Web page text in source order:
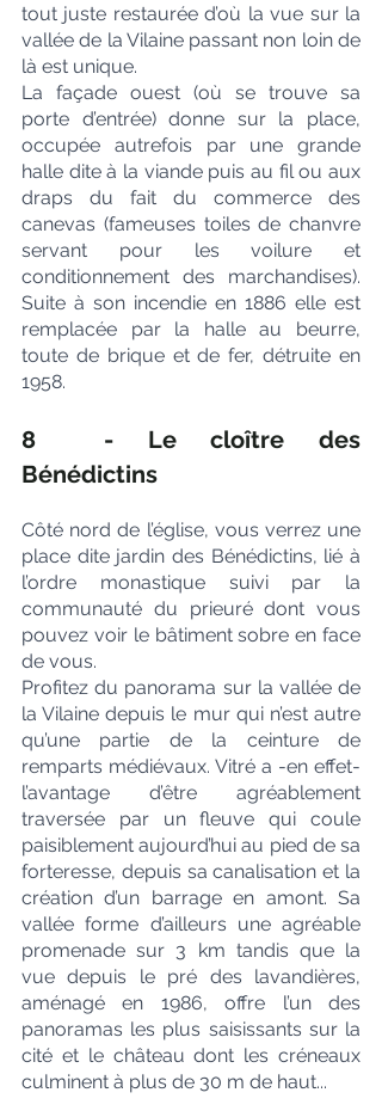
tout juste restaurée d’où la vue sur la
vallée de la Vilaine passant non loin de
là est unique.
La façade ouest (où se trouve sa
porte d’entrée) donne sur la place,
occupée autrefois par une grande
halle dite à la viande puis au fil ou aux
draps du fait du commerce des
canevas (fameuses toiles de chanvre
servant pour les voilure et
conditionnement des marchandises).
Suite à son incendie en 1886 elle est
remplacée par la halle au beurre,
toute de brique et de fer, détruite en
1958.
8  - Le cloître des
Bénédictins
Côté nord de l’église, vous verrez une
place dite jardin des Bénédictins, lié à
l’ordre monastique suivi par la
communauté du prieuré dont vous
pouvez voir le bâtiment sobre en face
de vous.
Profitez du panorama sur la vallée de
la Vilaine depuis le mur qui n’est autre
qu’une partie de la ceinture de
remparts médiévaux. Vitré a -en effet-
l’avantage d’être agréablement
traversée par un fleuve qui coule
paisiblement aujourd’hui au pied de sa
forteresse, depuis sa canalisation et la
création d’un barrage en amont. Sa
vallée forme d’ailleurs une agréable
promenade sur 3 km tandis que la
vue depuis le pré des lavandières,
aménagé en 1986, offre l’un des
panoramas les plus saisissants sur la
cité et le château dont les créneaux
culminent à plus de 30 m de haut...